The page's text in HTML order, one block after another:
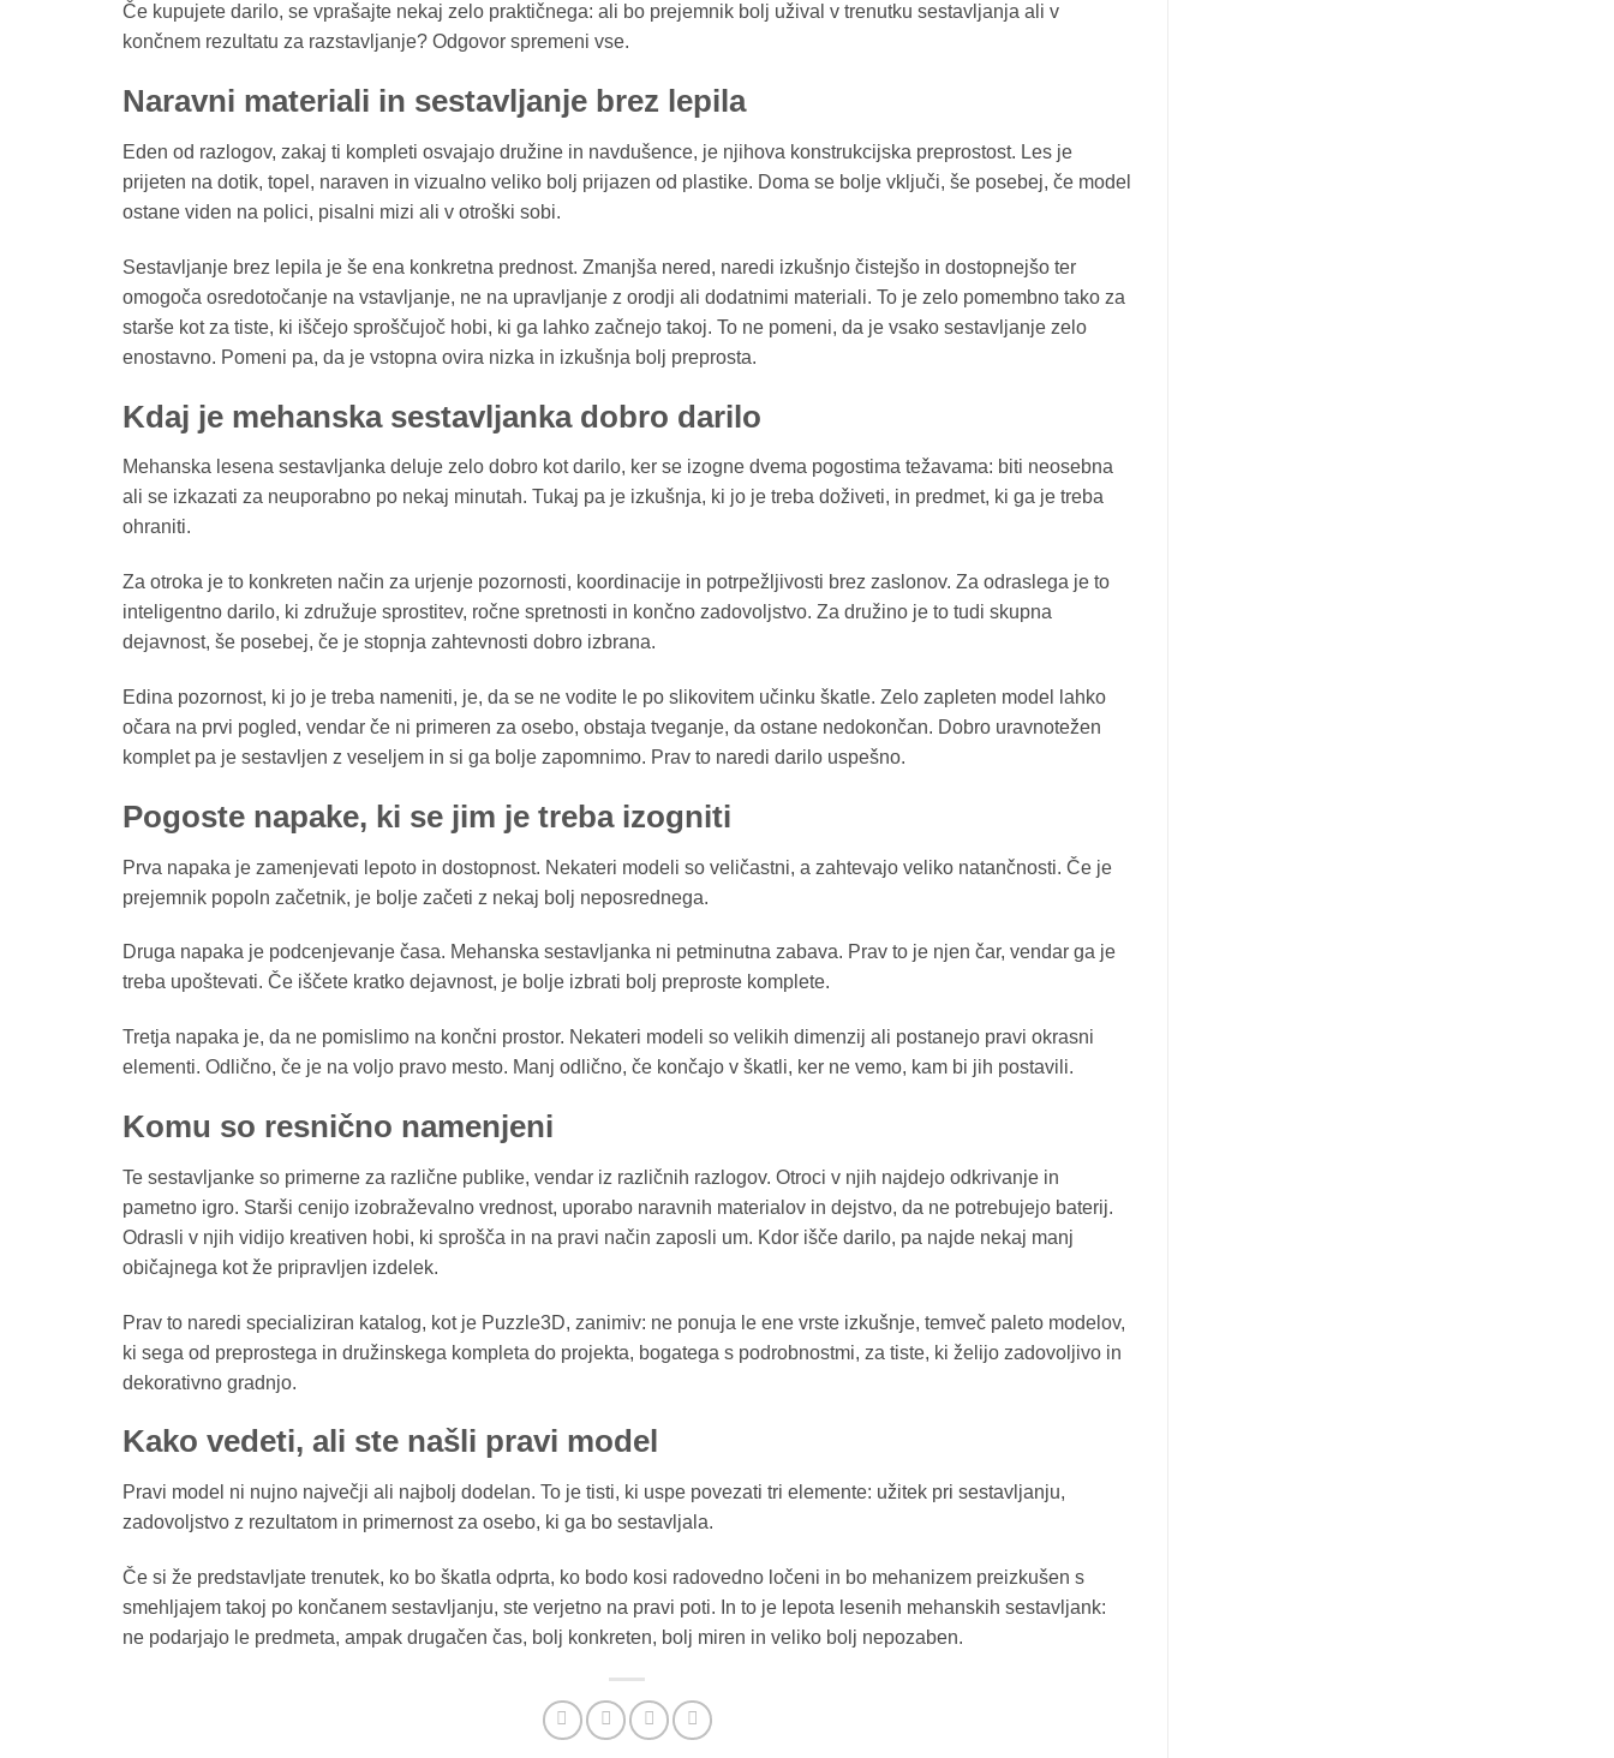
Če kupujete darilo, se vprašajte nekaj zelo praktičnega: ali bo prejemnik bolj užival v trenutku sestavljanja ali v
končnem rezultatu za razstavljanje? Odgovor spremeni vse.
Naravni materiali in sestavljanje brez lepila
Eden od razlogov, zakaj ti kompleti osvajajo družine in navdušence, je njihova konstrukcijska preprostost. Les je
prijeten na dotik, topel, naraven in vizualno veliko bolj prijazen od plastike. Doma se bolje vključi, še posebej, če model
ostane viden na polici, pisalni mizi ali v otroški sobi.
Sestavljanje brez lepila je še ena konkretna prednost. Zmanjša nered, naredi izkušnjo čistejšo in dostopnejšo ter
omogoča osredotočanje na vstavljanje, ne na upravljanje z orodji ali dodatnimi materiali. To je zelo pomembno tako za
starše kot za tiste, ki iščejo sproščujoč hobi, ki ga lahko začnejo takoj. To ne pomeni, da je vsako sestavljanje zelo
enostavno. Pomeni pa, da je vstopna ovira nizka in izkušnja bolj preprosta.
Kdaj je mehanska sestavljanka dobro darilo
Mehanska lesena sestavljanka deluje zelo dobro kot darilo, ker se izogne dvema pogostima težavama: biti neosebna
ali se izkazati za neuporabno po nekaj minutah. Tukaj pa je izkušnja, ki jo je treba doživeti, in predmet, ki ga je treba
ohraniti.
Za otroka je to konkreten način za urjenje pozornosti, koordinacije in potrpežljivosti brez zaslonov. Za odraslega je to
inteligentno darilo, ki združuje sprostitev, ročne spretnosti in končno zadovoljstvo. Za družino je to tudi skupna
dejavnost, še posebej, če je stopnja zahtevnosti dobro izbrana.
Edina pozornost, ki jo je treba nameniti, je, da se ne vodite le po slikovitem učinku škatle. Zelo zapleten model lahko
očara na prvi pogled, vendar če ni primeren za osebo, obstaja tveganje, da ostane nedokončan. Dobro uravnotežen
komplet pa je sestavljen z veseljem in si ga bolje zapomnimo. Prav to naredi darilo uspešno.
Pogoste napake, ki se jim je treba izogniti
Prva napaka je zamenjevati lepoto in dostopnost. Nekateri modeli so veličastni, a zahtevajo veliko natančnosti. Če je
prejemnik popoln začetnik, je bolje začeti z nekaj bolj neposrednega.
Druga napaka je podcenjevanje časa. Mehanska sestavljanka ni petminutna zabava. Prav to je njen čar, vendar ga je
treba upoštevati. Če iščete kratko dejavnost, je bolje izbrati bolj preproste komplete.
Tretja napaka je, da ne pomislimo na končni prostor. Nekateri modeli so velikih dimenzij ali postanejo pravi okrasni
elementi. Odlično, če je na voljo pravo mesto. Manj odlično, če končajo v škatli, ker ne vemo, kam bi jih postavili.
Komu so resnično namenjeni
Te sestavljanke so primerne za različne publike, vendar iz različnih razlogov. Otroci v njih najdejo odkrivanje in
pametno igro. Starši cenijo izobraževalno vrednost, uporabo naravnih materialov in dejstvo, da ne potrebujejo baterij.
Odrasli v njih vidijo kreativen hobi, ki sprošča in na pravi način zaposli um. Kdor išče darilo, pa najde nekaj manj
običajnega kot že pripravljen izdelek.
Prav to naredi specializiran katalog, kot je Puzzle3D, zanimiv: ne ponuja le ene vrste izkušnje, temveč paleto modelov,
ki sega od preprostega in družinskega kompleta do projekta, bogatega s podrobnostmi, za tiste, ki želijo zadovoljivo in
dekorativno gradnjo.
Kako vedeti, ali ste našli pravi model
Pravi model ni nujno največji ali najbolj dodelan. To je tisti, ki uspe povezati tri elemente: užitek pri sestavljanju,
zadovoljstvo z rezultatom in primernost za osebo, ki ga bo sestavljala.
Če si že predstavljate trenutek, ko bo škatla odprta, ko bodo kosi radovedno ločeni in bo mehanizem preizkušen s
smehljajem takoj po končanem sestavljanju, ste verjetno na pravi poti. In to je lepota lesenih mehanskih sestavljank:
ne podarjajo le predmeta, ampak drugačen čas, bolj konkreten, bolj miren in veliko bolj nepozaben.